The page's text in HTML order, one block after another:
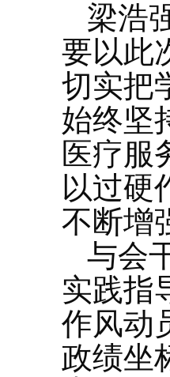
梁浩
要以此
切实把
始终坚
医疗服
以过硬
不断增
与会
实践指
作风动
政绩坐